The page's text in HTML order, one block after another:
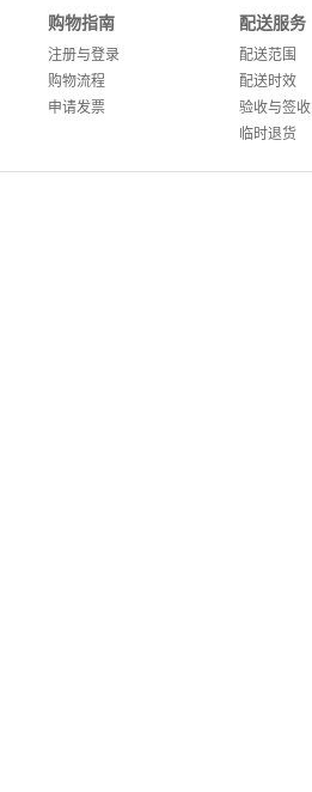
购物指南
注册与登录
购物流程
申请发票
配送服务
配送范围
配送时效
验收与签收
临时退货